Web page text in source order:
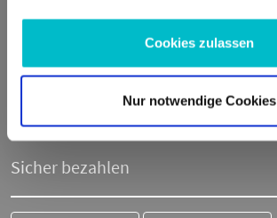
Cookies zulassen
Nur notwendige Cookies
Trusted Shops
Sicher bezahlen